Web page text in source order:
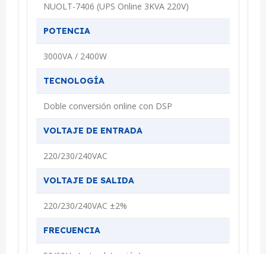
NUOLT-7406 (UPS Online 3KVA 220V)
POTENCIA
3000VA / 2400W
TECNOLOGÍA
Doble conversión online con DSP
VOLTAJE DE ENTRADA
220/230/240VAC
VOLTAJE DE SALIDA
220/230/240VAC ±2%
FRECUENCIA